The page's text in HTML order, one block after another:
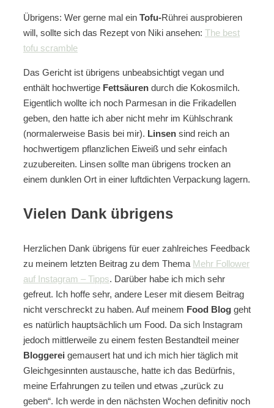
Übrigens: Wer gerne mal ein Tofu-Rührei ausprobieren
will, sollte sich das Rezept von Niki ansehen: The best
tofu scramble
Das Gericht ist übrigens unbeabsichtigt vegan und
enthält hochwertige Fettsäuren durch die Kokosmilch.
Eigentlich wollte ich noch Parmesan in die Frikadellen
geben, den hatte ich aber nicht mehr im Kühlschrank
(normalerweise Basis bei mir). Linsen sind reich an
hochwertigem pflanzlichen Eiweiß und sehr einfach
zuzubereiten. Linsen sollte man übrigens trocken an
einem dunklen Ort in einer luftdichten Verpackung lagern.
Vielen Dank übrigens
Herzlichen Dank übrigens für euer zahlreiches Feedback
zu meinem letzten Beitrag zu dem Thema Mehr Follower
auf Instagram – Tipps. Darüber habe ich mich sehr
gefreut. Ich hoffe sehr, andere Leser mit diesem Beitrag
nicht verschreckt zu haben. Auf meinem Food Blog geht
es natürlich hauptsächlich um Food. Da sich Instagram
jedoch mittlerweile zu einem festen Bestandteil meiner
Bloggerei gemausert hat und ich mich hier täglich mit
Gleichgesinnten austausche, hatte ich das Bedürfnis,
meine Erfahrungen zu teilen und etwas „zurück zu
geben“. Ich werde in den nächsten Wochen definitiv noch